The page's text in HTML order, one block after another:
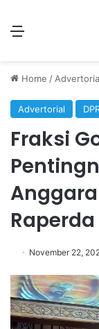
Menu
Home /
Advertorial
Fraksi
Raperda
November 22,